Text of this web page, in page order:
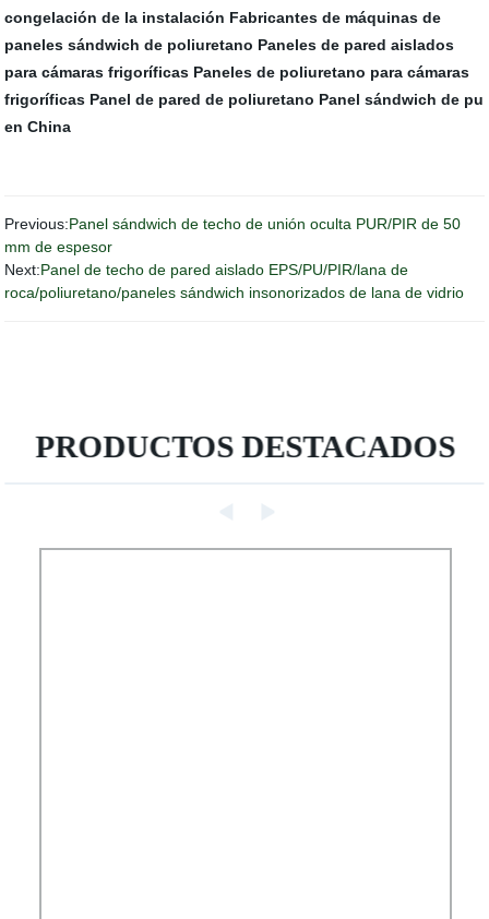
congelación de la instalación Fabricantes de máquinas de
paneles sándwich de poliuretano Paneles de pared aislados
para cámaras frigoríficas Paneles de poliuretano para cámaras
frigoríficas Panel de pared de poliuretano Panel sándwich de pu
en China
Previous:Panel sándwich de techo de unión oculta PUR/PIR de 50
mm de espesor
Next:Panel de techo de pared aislado EPS/PU/PIR/lana de
roca/poliuretano/paneles sándwich insonorizados de lana de vidrio
PRODUCTOS DESTACADOS